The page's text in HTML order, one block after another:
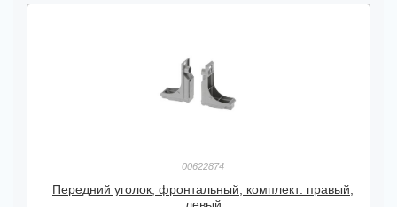
00622874
Передний уголок, фронтальный, комплект: правый,
левый